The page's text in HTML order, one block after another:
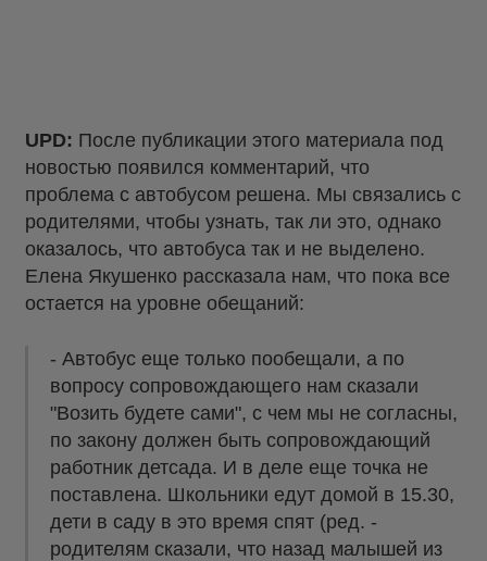
UPD: После публикации этого материала под
новостью появился комментарий, что
проблема с автобусом решена. Мы связались с
родителями, чтобы узнать, так ли это, однако
оказалось, что автобуса так и не выделено.
Елена Якушенко рассказала нам, что пока все
остается на уровне обещаний:
- Автобус еще только пообещали, а по
вопросу сопровождающего нам сказали
"Возить будете сами", с чем мы не согласны,
по закону должен быть сопровождающий
работник детсада. И в деле еще точка не
поставлена. Школьники едут домой в 15.30,
дети в саду в это время спят (ред. -
родителям сказали, что назад малышей из